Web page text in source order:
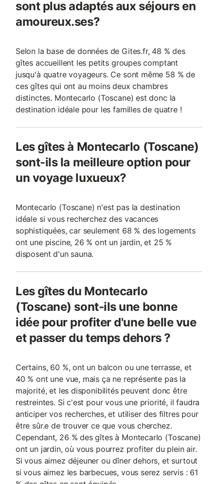
sont plus adaptés aux séjours en
amoureux.ses?
Selon la base de données de Gites.fr, 48 % des
gîtes accueillent les petits groupes comptant
jusqu'à quatre voyageurs. Ce sont même 58 % de
ces gîtes qui ont au moins deux chambres
distinctes. Montecarlo (Toscane) est donc la
destination idéale pour les familles de quatre !
Les gîtes à Montecarlo (Toscane)
sont-ils la meilleure option pour
un voyage luxueux?
Montecarlo (Toscane) n'est pas la destination
idéale si vous recherchez des vacances
sophistiquées, car seulement 68 % des logements
ont une piscine, 26 % ont un jardin, et 25 %
disposent d'un sauna.
Les gîtes du Montecarlo
(Toscane) sont-ils une bonne
idée pour profiter d'une belle vue
et passer du temps dehors ?
Certains, 60 %, ont un balcon ou une terrasse, et
40 % ont une vue, mais ça ne représente pas la
majorité, et les disponibilités peuvent donc être
restreintes. Si c'est pour vous une priorité, il faudra
anticiper vos recherches, et utiliser des filtres pour
être sûr.e de trouver ce que vous cherchez.
Cependant, 26 % des gîtes à Montecarlo (Toscane)
ont un jardin, où vous pourrez profiter du plein air.
Si vous aimez déjeuner ou dîner dehors, et surtout
si vous aimez les barbecues, vous serez servis : 61